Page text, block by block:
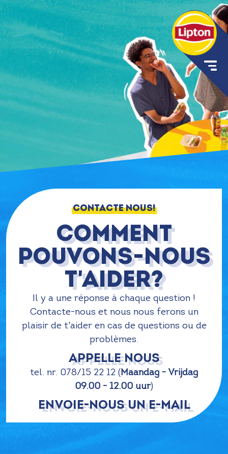
CONTACTE NOUS!
Comment
pouvons-nous
t'aider?
Il y a une réponse à chaque question !
Contacte-nous et nous nous ferons un
plaisir de t'aider en cas de questions ou de
problèmes.
APPELLE NOUS
tel. nr. 078/15 22 12 (Maandag - Vrijdag
09.00 - 12.00 uur)
ENVOIE-NOUS UN E-MAIL